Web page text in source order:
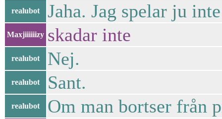
realubot Jaha. Jag spelar ju
Maxjiiiiiizy skadar inte
realubot Nej.
realubot Sant.
realubot Om man bortser från